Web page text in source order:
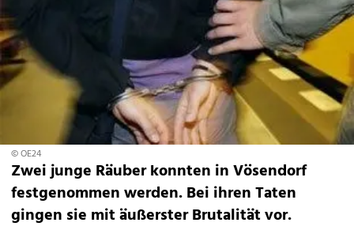
© OE24
Zwei junge Räuber konnten in Vösendorf
festgenommen werden. Bei ihren Taten
gingen sie mit äußerster Brutalität vor.